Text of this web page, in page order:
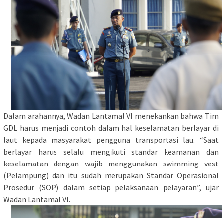
Dalam arahannya, Wadan Lantamal VI menekankan bahwa Tim
GDL harus menjadi contoh dalam hal keselamatan berlayar di
laut kepada masyarakat pengguna transportasi lau. “Saat
berlayar harus selalu mengikuti standar keamanan dan
keselamatan dengan wajib menggunakan swimming vest
(Pelampung) dan itu sudah merupakan Standar Operasional
Prosedur (SOP) dalam setiap pelaksanaan pelayaran”, ujar
Wadan Lantamal VI.